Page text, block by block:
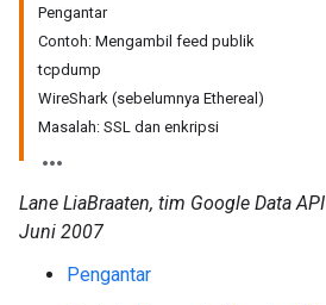
Pengantar
Contoh: Mengambil feed publik
tcpdump
WireShark (sebelumnya Ethereal)
Masalah: SSL dan enkripsi
Lane LiaBraaten, tim Google Data API
Juni 2007
Pengantar